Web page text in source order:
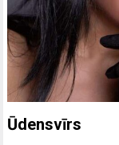
Ūdensvīrs